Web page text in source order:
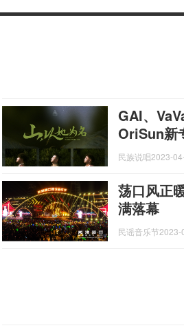
GAI、
OriSun新
民族说唱2023-
荡口风正
满落幕
民谣音乐节2023-